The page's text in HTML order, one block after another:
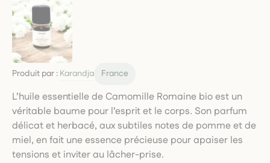
Produit par : Karandja France
L’huile essentielle de Camomille Romaine bio est un
véritable baume pour l’esprit et le corps. Son parfum
délicat et herbacé, aux subtiles notes de pomme et de
miel, en fait une essence précieuse pour apaiser les
tensions et inviter au lâcher-prise.